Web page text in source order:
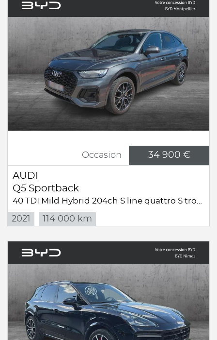
Occasion 34 900 €
AUDI
Q5 Sportback
2021 114 000 km